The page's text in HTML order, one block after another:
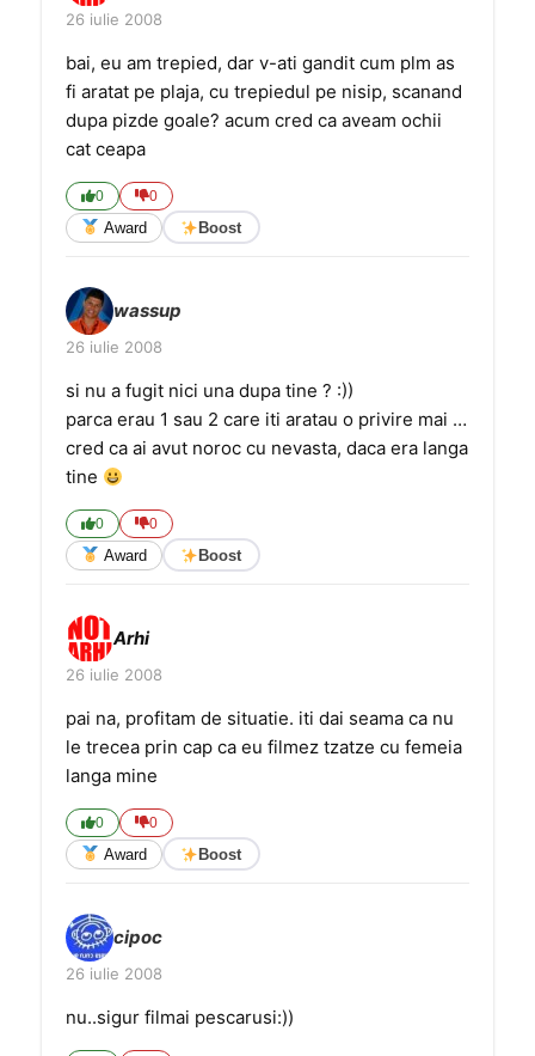
26 iulie 2008
bai, eu am trepied, dar v-ati gandit cum plm as
fi aratat pe plaja, cu trepiedul pe nisip, scanand
dupa pizde goale? acum cred ca aveam ochii
cat ceapa
0 0
Award Boost
wassup
26 iulie 2008
si nu a fugit nici una dupa tine ? :))
parca erau 1 sau 2 care iti aratau o privire mai …
cred ca ai avut noroc cu nevasta, daca era langa
tine
0 0
Award Boost
Arhi
26 iulie 2008
pai na, profitam de situatie. iti dai seama ca nu
le trecea prin cap ca eu filmez tzatze cu femeia
langa mine
0 0
Award Boost
cipoc
26 iulie 2008
nu..sigur filmai pescarusi:))